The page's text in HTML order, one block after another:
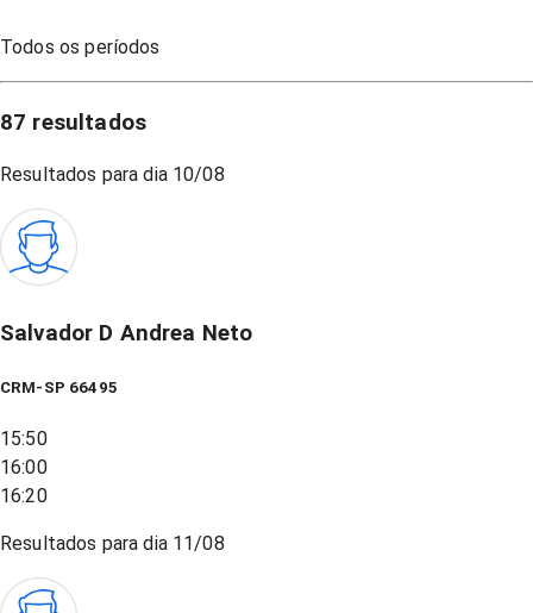
Todos os períodos
87 resultados
Resultados para dia 10/08
Salvador D Andrea Neto
CRM-SP 66495
15:50
16:00
16:20
Resultados para dia 11/08